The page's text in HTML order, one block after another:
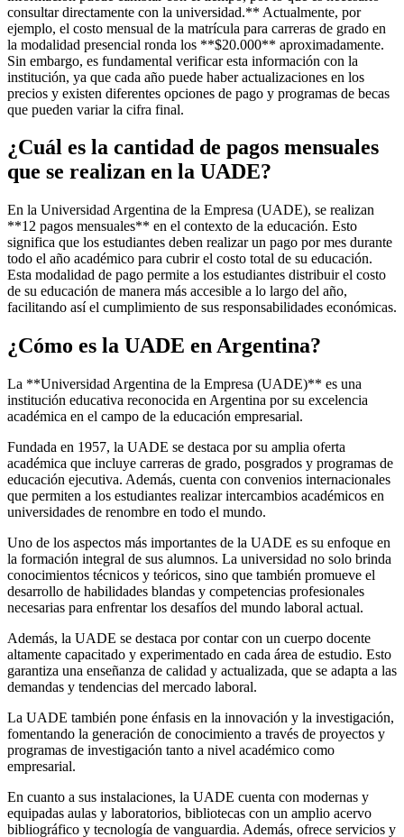
consultar directamente con la universidad.** Actualmente, por
ejemplo, el costo mensual de la matrícula para carreras de grado en
la modalidad presencial ronda los **$20.000** aproximadamente.
Sin embargo, es fundamental verificar esta información con la
institución, ya que cada año puede haber actualizaciones en los
precios y existen diferentes opciones de pago y programas de becas
que pueden variar la cifra final.
¿Cuál es la cantidad de pagos mensuales
que se realizan en la UADE?
En la Universidad Argentina de la Empresa (UADE), se realizan
**12 pagos mensuales** en el contexto de la educación. Esto
significa que los estudiantes deben realizar un pago por mes durante
todo el año académico para cubrir el costo total de su educación.
Esta modalidad de pago permite a los estudiantes distribuir el costo
de su educación de manera más accesible a lo largo del año,
facilitando así el cumplimiento de sus responsabilidades económicas.
¿Cómo es la UADE en Argentina?
La **Universidad Argentina de la Empresa (UADE)** es una
institución educativa reconocida en Argentina por su excelencia
académica en el campo de la educación empresarial.
Fundada en 1957, la UADE se destaca por su amplia oferta
académica que incluye carreras de grado, posgrados y programas de
educación ejecutiva. Además, cuenta con convenios internacionales
que permiten a los estudiantes realizar intercambios académicos en
universidades de renombre en todo el mundo.
Uno de los aspectos más importantes de la UADE es su enfoque en
la formación integral de sus alumnos. La universidad no solo brinda
conocimientos técnicos y teóricos, sino que también promueve el
desarrollo de habilidades blandas y competencias profesionales
necesarias para enfrentar los desafíos del mundo laboral actual.
Además, la UADE se destaca por contar con un cuerpo docente
altamente capacitado y experimentado en cada área de estudio. Esto
garantiza una enseñanza de calidad y actualizada, que se adapta a las
demandas y tendencias del mercado laboral.
La UADE también pone énfasis en la innovación y la investigación,
fomentando la generación de conocimiento a través de proyectos y
programas de investigación tanto a nivel académico como
empresarial.
En cuanto a sus instalaciones, la UADE cuenta con modernas y
equipadas aulas y laboratorios, bibliotecas con un amplio acervo
bibliográfico y tecnología de vanguardia. Además, ofrece servicios y